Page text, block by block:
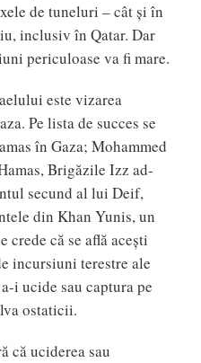
de tuneluri – cât și în
inclusiv în Qatar. Dar
periculoase va fi mare.
este vizarea
Pe lista de succes se
în Gaza; Mohammed
Brigăzile Izz ad-
secund al lui Deif,
din Khan Yunis, un
crede că se află acești
incursiuni terestre ale
i ucide sau captura pe
ostaticii.
că uciderea sau